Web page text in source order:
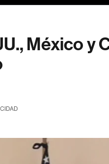
México y